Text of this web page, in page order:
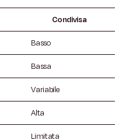
Condivisa
Basso
Bassa
Variabile
Alta
Limitata